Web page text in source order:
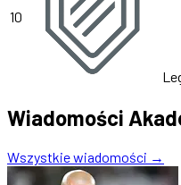
10
Wiadomości
Wszystkie wiadomości →